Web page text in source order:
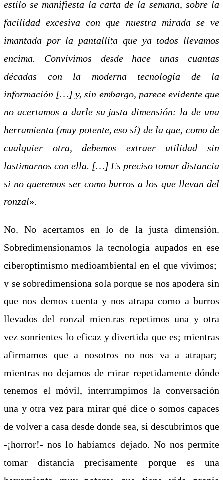
estilo se manifiesta la carta de la semana, sobre la
facilidad excesiva con que nuestra mirada se ve
imantada por la pantallita que ya todos llevamos
encima. Convivimos desde hace unas cuantas
décadas con la moderna tecnología de la
información […] y, sin embargo, parece evidente que
no acertamos a darle su justa dimensión: la de una
herramienta (muy potente, eso sí) de la que, como de
cualquier otra, debemos extraer utilidad sin
lastimarnos con ella. […] Es preciso tomar distancia
si no queremos ser como burros a los que llevan del
ronzal».
No. No acertamos en lo de la justa dimensión.
Sobredimensionamos la tecnología aupados en ese
ciberoptimismo medioambiental en el que vivimos;
y se sobredimensiona sola porque se nos apodera sin
que nos demos cuenta y nos atrapa como a burros
llevados del ronzal mientras repetimos una y otra
vez sonrientes lo eficaz y divertida que es; mientras
afirmamos que a nosotros no nos va a atrapar;
mientras no dejamos de mirar repetidamente dónde
tenemos el móvil, interrumpimos la conversación
una y otra vez para mirar qué dice o somos capaces
de volver a casa desde donde sea, si descubrimos que
-¡horror!- nos lo habíamos dejado. No nos permite
tomar distancia precisamente porque es una